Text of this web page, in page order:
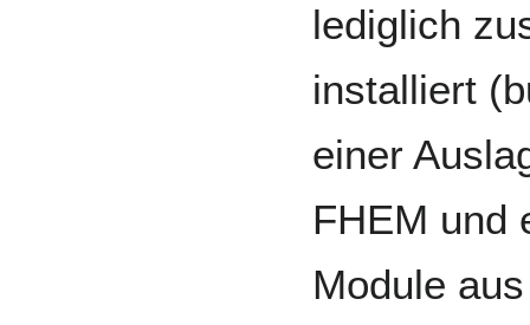
lediglich
installiert
einer
FHEM und
Module